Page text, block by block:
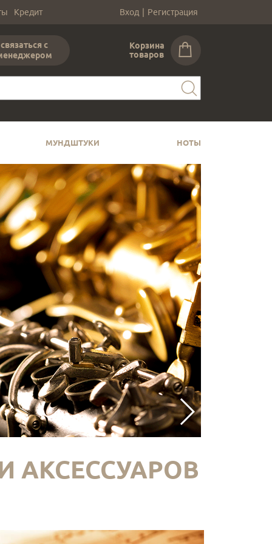
Кредит Вход | Регистрация
связаться с
Корзина
товаров
МУНДШТУКИ НОТЫ
АКСЕССУАРОВ